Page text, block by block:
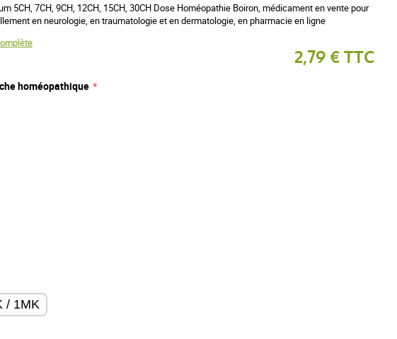
5CH, 7CH, 9CH, 12CH, 15CH, 30CH Dose Homéopathie Boiron, médicament en vente pour
en neurologie, en traumatologie et en dermatologie, en pharmacie en ligne
2,79 € TTC
homéopathique
/ 1MK